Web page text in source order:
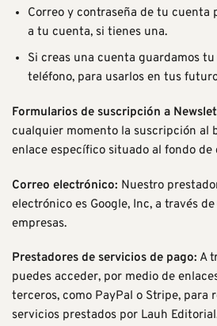
Correo y contraseña de tu
a tu cuenta, si tienes una.
Si creas una cuenta guardamos
teléfono, para usarlos en tus
Formularios de suscripción a
cualquier momento la suscripción al
enlace específico situado al fondo
Correo electrónico: Nuestro
electrónico es Google, Inc, a través de
empresas.
Prestadores de servicios de pago: A
puedes acceder, por medio de
terceros, como PayPal o Stripe, para
servicios prestados por Lauh